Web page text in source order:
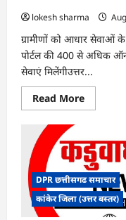
बवाल,
आयोग
ने
दी
सफाई
lokesh sharma
ग्रामीणों को आधार सेवाओं
पोर्टल की 400 से अधिक
सेवाएं मिलेंगीउत्तर...
Read MoreRead
more
ग्राम
पंचायत
भैंसासुर
में
नवीन
आधार
केंद्र
DPR छत्तीसगढ समाचार
कांकेर जिला (उत्तर बस्तर)